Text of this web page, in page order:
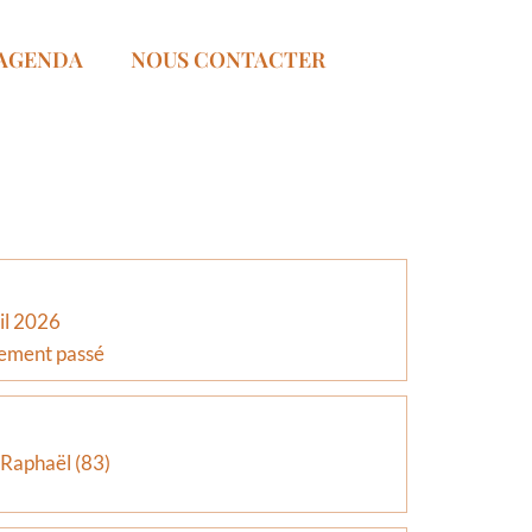
NOUS CONTACTER
2026
passé
(83)